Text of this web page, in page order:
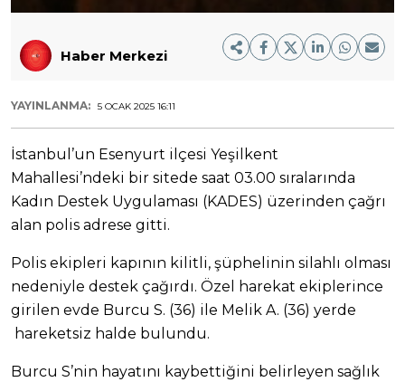
Haber Merkezi
YAYINLANMA: 5 OCAK 2025 16:11
İstanbul’un Esenyurt ilçesi Yeşilkent
Mahallesi’ndeki bir sitede saat 03.00 sıralarında
Kadın Destek Uygulaması (KADES) üzerinden çağrı
alan polis adrese gitti.
Polis ekipleri kapının kilitli, şüphelinin silahlı olması
nedeniyle destek çağırdı. Özel harekat ekiplerince
girilen evde Burcu S. (36) ile Melik A. (36) yerde
hareketsiz halde bulundu.
Burcu S’nin hayatını kaybettiğini belirleyen sağlık